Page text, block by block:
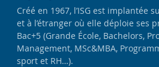
Créé en 1967, l’ISG est implantée
et à l’étranger où elle déploie ses
Bac+5 (Grande École, Bachelors,
Management, MSc&MBA,
sport et RH…).